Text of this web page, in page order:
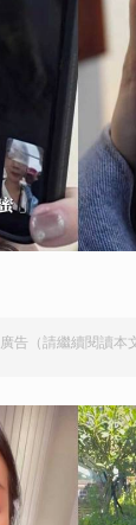
廣告（請繼續閱讀本